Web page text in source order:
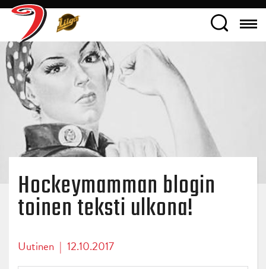
Hockeymamman blogin
toinen teksti ulkona!
Uutinen | 12.10.2017